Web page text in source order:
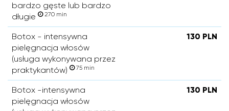
bardzo gęste lub bardzo
długie
270 min
Botox - intensywna
pielęgnacja włosów
(usługa wykonywana przez
praktykantów)
75 min
130 PLN
Botox -intensywna
pielęgnacja włosów
130 PLN